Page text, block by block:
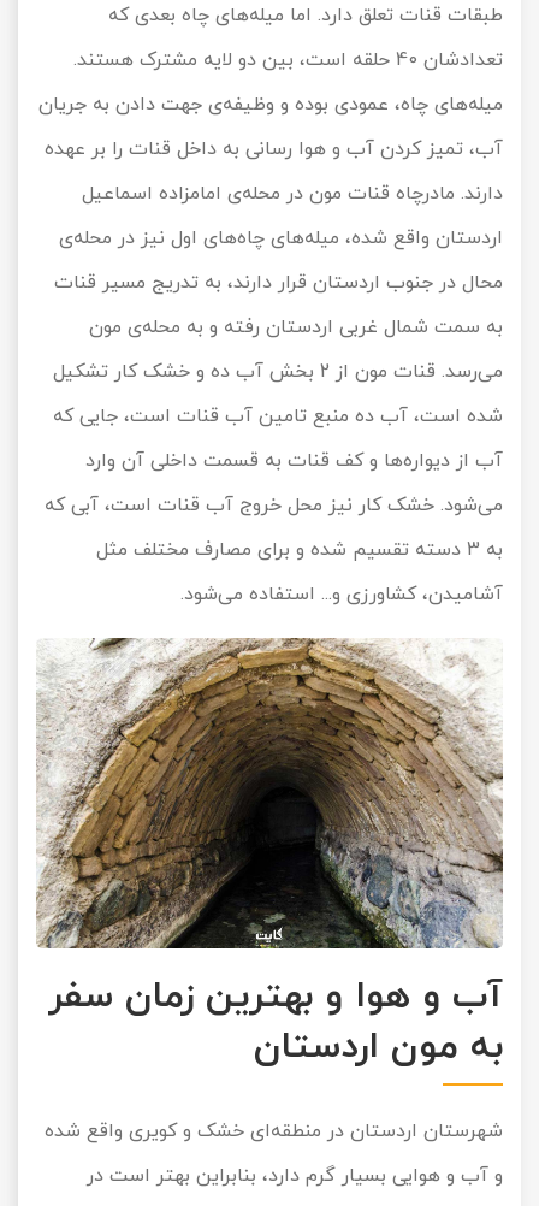
طبقات قنات تعلق دارد. اما میله‌های چاه بعدی که
تعدادشان 40 حلقه است، بین دو لایه مشترک هستند.
میله‌های چاه، عمودی بوده و وظیفه‌ی جهت دادن به جریان
آب، تمیز کردن آب و هوا رسانی به داخل قنات را بر عهده
دارند. مادرچاه قنات مون در محله‌ی امامزاده اسماعیل
اردستان واقع شده، میله‌های چاه‌های اول نیز در محله‌ی
محال در جنوب اردستان قرار دارند، به تدریج مسیر قنات
به سمت شمال غربی اردستان رفته و به محله‌ی مون
می‌رسد. قنات مون از 2 بخش آب ده و خشک کار تشکیل
شده است، آب ده منبع تامین آب قنات است، جایی که
آب از دیواره‌ها و کف قنات به قسمت داخلی آن وارد
می‌شود. خشک کار نیز محل خروج آب قنات است، آبی که
به 3 دسته تقسیم شده و برای مصارف مختلف مثل
آشامیدن، کشاورزی و... استفاده می‌شود.
آب و هوا و بهترین زمان سفر
به مون اردستان
شهرستان اردستان در منطقه‌ای خشک و کویری واقع شده
و آب و هوایی بسیار گرم دارد، بنابراین بهتر است در